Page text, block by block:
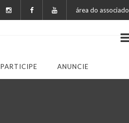
área do associado
PARTICIPE ANUNCIE